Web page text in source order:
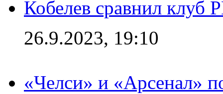
Кобелев сравнил клуб
26.9.2023, 19:10
«Челси» и «Арсенал»